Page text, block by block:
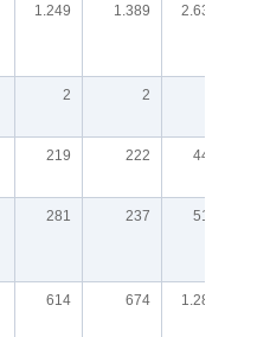
1.249 1.389 2.638
2 2
219 222 441
281 237 518
614 674 1.288